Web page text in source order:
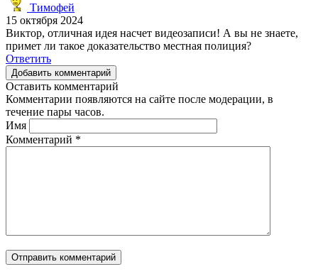
Тимофей
15 октября 2024
Виктор, отличная идея насчет видеозаписи! А вы не знаете,
примет ли такое доказательство местная полиция?
Ответить
Добавить комментарий
Оставить комментарий
Комментарии появляются на сайте после модерации, в
течение пары часов.
Имя
Комментарий *